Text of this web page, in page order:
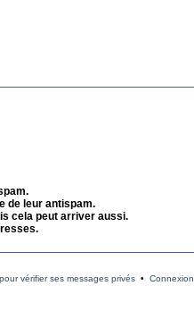
de leur antispam.
cela peut arriver aussi.
vérifier ses messages privés• Connexion